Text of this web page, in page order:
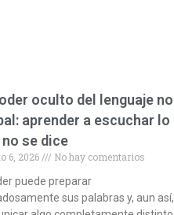
oculto del lenguaje no
aprender a escuchar lo
no se dice
6, 2026
No hay comentarios
puede preparar
sus palabras y, aun así,